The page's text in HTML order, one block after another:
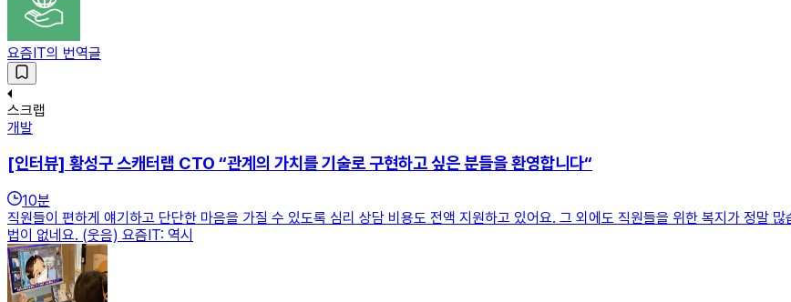
요즘IT의 번역글
스크랩
개발
[인터뷰] 황성구 스캐터랩 CTO “관계의 가치를 기술로 구현하고 싶은 분들을 환영합니다“
10분
직원들이 편하게 얘기하고 단단한 마음을 가질 수 있도록 심리 상담 비용도 전액 지원하고 있어요. 그 외에도 직원들을 위한 복지가 정말
법이 없네요. (웃음) 요즘IT: 역시